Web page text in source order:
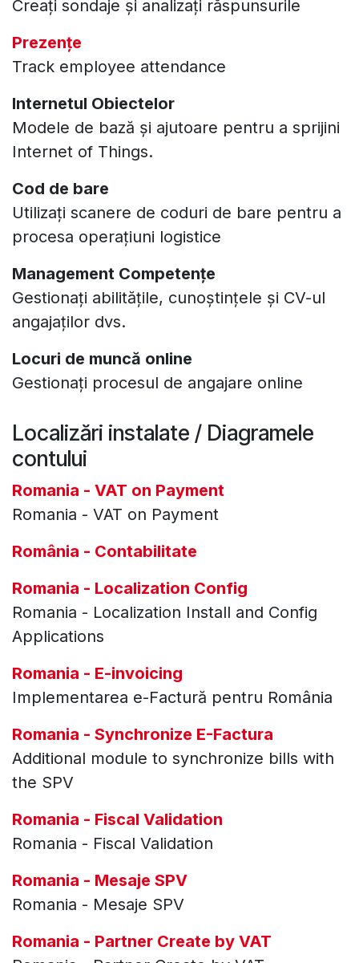
Creați sondaje și analizați răspunsurile
Prezențe
Track employee attendance
Internetul Obiectelor
Modele de bază și ajutoare pentru a sprijini
Internet of Things.
Cod de bare
Utilizați scanere de coduri de bare pentru a
procesa operațiuni logistice
Management Competențe
Gestionați abilitățile, cunoștințele și CV-ul
angajaților dvs.
Locuri de muncă online
Gestionați procesul de angajare online
Localizări instalate / Diagramele
contului
Romania - VAT on Payment
Romania - VAT on Payment
România - Contabilitate
Romania - Localization Config
Romania - Localization Install and Config
Applications
Romania - E-invoicing
Implementarea e-Factură pentru România
Romania - Synchronize E-Factura
Additional module to synchronize bills with
the SPV
Romania - Fiscal Validation
Romania - Fiscal Validation
Romania - Mesaje SPV
Romania - Mesaje SPV
Romania - Partner Create by VAT